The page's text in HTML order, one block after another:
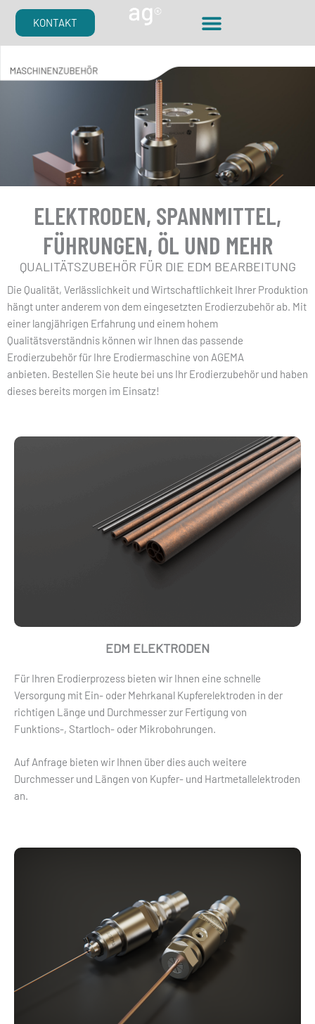
Zum
springen
KONTAKT
ELEKTRODEN, SPANNMITTEL,
FÜHRUNGEN, ÖL UND MEHR
QUALITÄTSZUBEHÖR FÜR DIE EDM BEARBEITUNG
Die Qualität, Verlässlichkeit und Wirtschaftlichkeit Ihrer Produktion
hängt unter anderem von dem eingesetzten Erodierzubehör ab. Mit
einer langjährigen Erfahrung und einem hohem
Qualitätsverständnis können wir Ihnen das passende
Erodierzubehör für Ihre Erodiermaschine von AGEMA
anbieten. Bestellen Sie heute bei uns Ihr Erodierzubehör und haben
dieses bereits morgen im Einsatz!
EDM ELEKTRODEN
Für Ihren Erodierprozess bieten wir Ihnen eine schnelle
Versorgung mit Ein- oder Mehrkanal Kupferelektroden in der
richtigen Länge und Durchmesser zur Fertigung von
Funktions-, Startloch- oder Mikrobohrungen.
Auf Anfrage bieten wir Ihnen über dies auch weitere
Durchmesser und Längen von Kupfer- und Hartmetallelektroden
an.